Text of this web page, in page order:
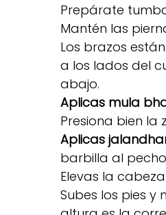
Prepárate
Mantén las
Los brazos
a los lados del
abajo.
Aplicas mula
Presiona bien la
Aplicas
barbilla al
Elevas la
Subes los pies y